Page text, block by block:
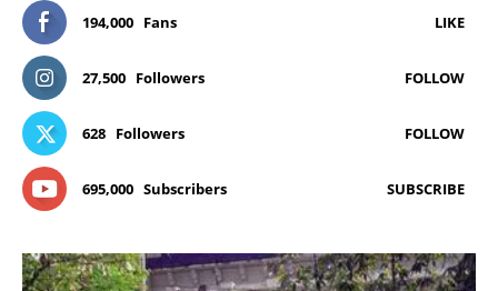
194,000 Fans LIKE
27,500 Followers FOLLOW
628 Followers FOLLOW
695,000 Subscribers SUBSCRIBE